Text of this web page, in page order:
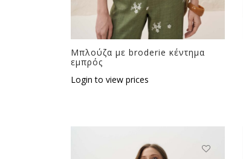
Μπλούζα με broderie κέντημα
εμπρός
Login to view prices